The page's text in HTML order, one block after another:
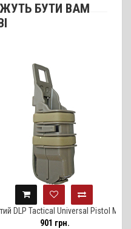
БУТИ ВАМ
Universal Pistol Magazine
магазина